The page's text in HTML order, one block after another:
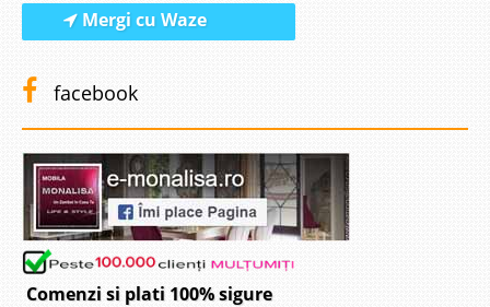
Mergi cu Waze
facebook
Comenzi si plati 100% sigure